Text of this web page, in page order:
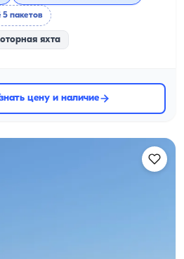
пакетов
яхта
цену и наличие